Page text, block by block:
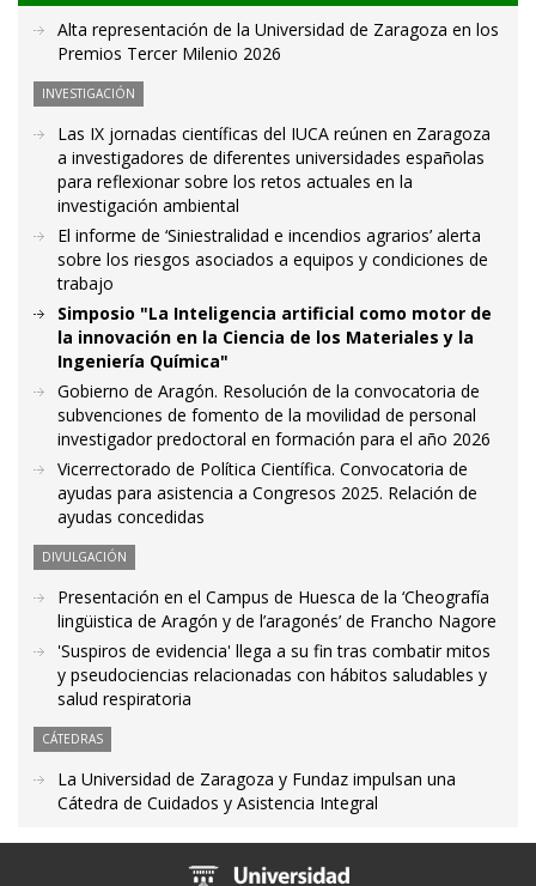
Alta representación de la Universidad de Zaragoza en los
Premios Tercer Milenio 2026
INVESTIGACIÓN
Las IX jornadas científicas del IUCA reúnen en Zaragoza
a investigadores de diferentes universidades españolas
para reflexionar sobre los retos actuales en la
investigación ambiental
El informe de ‘Siniestralidad e incendios agrarios’ alerta
sobre los riesgos asociados a equipos y condiciones de
trabajo
Simposio "La Inteligencia artificial como motor de
la innovación en la Ciencia de los Materiales y la
Ingeniería Química"
Gobierno de Aragón. Resolución de la convocatoria de
subvenciones de fomento de la movilidad de personal
investigador predoctoral en formación para el año 2026
Vicerrectorado de Política Científica. Convocatoria de
ayudas para asistencia a Congresos 2025. Relación de
ayudas concedidas
DIVULGACIÓN
Presentación en el Campus de Huesca de la ‘Cheografía
lingüistica de Aragón y de l’aragonés’ de Francho Nagore
'Suspiros de evidencia' llega a su fin tras combatir mitos
y pseudociencias relacionadas con hábitos saludables y
salud respiratoria
CÁTEDRAS
La Universidad de Zaragoza y Fundaz impulsan una
Cátedra de Cuidados y Asistencia Integral